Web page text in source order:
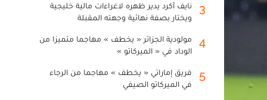
3
نايف أكرد يدير ظهره لاغراءات مالية خليجية
ويختار بصفة نهائية وجهته المقبلة
4
مولودية الجزائر « يخطف » مهاجما متميزا من
الوداد في « الميركاتو »
5
فريق إماراتي « يخطف » مهاجما من الرجاء
في الميركاتو الصيفي